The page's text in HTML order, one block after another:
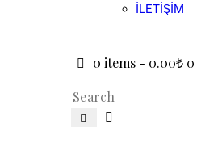
İLETIŞIM
0 items - 0.00₺ 0